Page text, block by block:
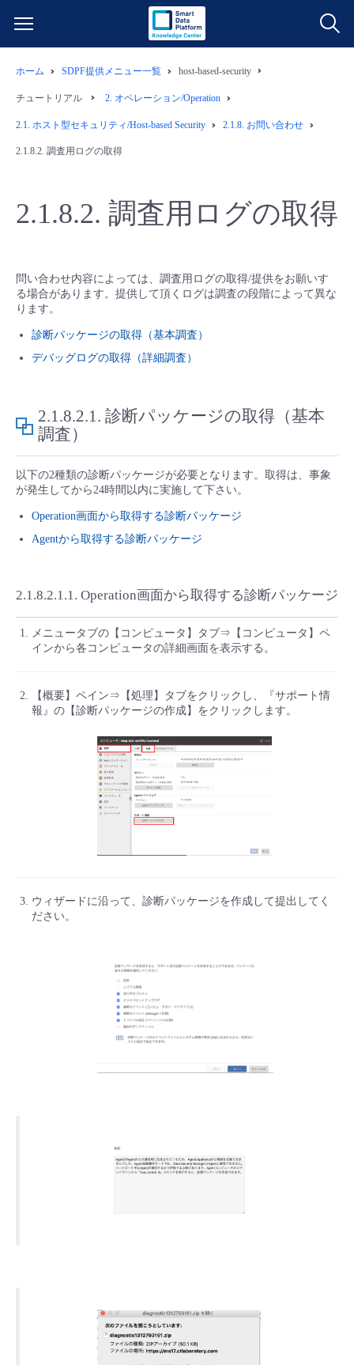
サービス一覧
データ利活用
ネットワーク
サポート
すべてのメニューを見る
よくある質問
クラウド/サーバー
モニタリング/監査
管理機能
すべてのメニューを見る
料金シミュレーター
ネットワーク
モニタリング/監査
サポート
すべてのメニューを見る
ご利用開始ガイド
- 管理機能
■ セットアップガイド
- 新規お申し込み方法
- ユーザー機能の管理
- 登録情報の管理
■ 基本構築ガイド
- Flexible Remote Access
- バックアップ
- IoT
- マルチクラウド利用
- リモートワーク
- その他
故障/メンテナンス情報
サービス稼働状況
メンテナンス予定
定期メンテナンス
販売パートナー向けプログラム
協業パートナー
トレーニング/操作動画
脱炭素化
ホーム SDPF提供メニュー一覧 host-based-security
チュートリアル 2. オペレーション/Operation
2.1. ホスト型セキュリティ/Host-based Security 2.1.8. お問い合わせ
2.1.8.2. 調査用ログの取得
2.1.8.2. 調査用ログの取得
問い合わせ内容によっては、調査用ログの取得/提供をお願いす
る場合があります。提供して頂くログは調査の段階によって異な
ります。
診断パッケージの取得（基本調査）
デバッグログの取得（詳細調査）
2.1.8.2.1. 診断パッケージの取得（基本
調査）
以下の2種類の診断パッケージが必要となります。取得は、事象
が発生してから24時間以内に実施して下さい。
Operation画面から取得する診断パッケージ
Agentから取得する診断パッケージ
2.1.8.2.1.1. Operation画面から取得する診断パッケージ
メニュータブの【コンピュータ】タブ⇒【コンピュータ】ペ
インから各コンピュータの詳細画面を表示する。
【概要】ペイン⇒【処理】タブをクリックし、『サポート情
報』の【診断パッケージの作成】をクリックします。
ウィザードに沿って、診断パッケージを作成して提出してく
ださい。